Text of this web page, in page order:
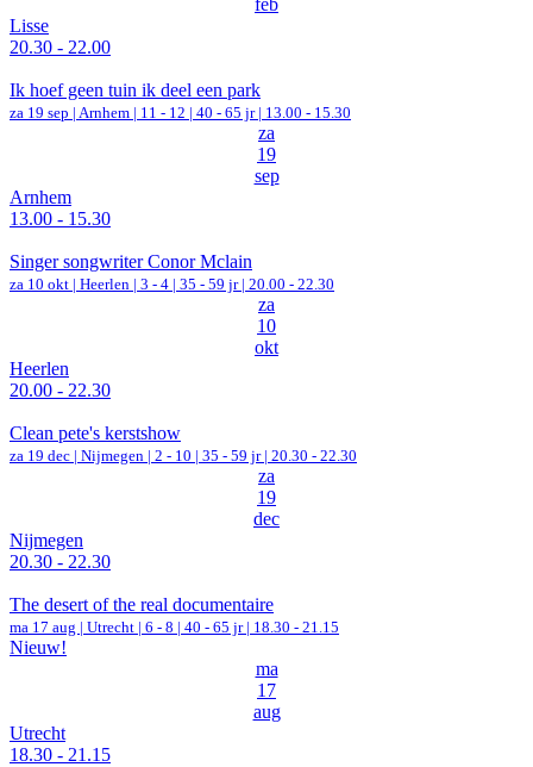
feb
Lisse
20.30 - 22.00
Ik hoef geen tuin ik deel een park
za 19 sep | Arnhem | 11 - 12 | 40 - 65 jr | 13.00 - 15.30
za
19
sep
Arnhem
13.00 - 15.30
Singer songwriter Conor Mclain
za 10 okt | Heerlen | 3 - 4 | 35 - 59 jr | 20.00 - 22.30
za
10
okt
Heerlen
20.00 - 22.30
Clean pete's kerstshow
za 19 dec | Nijmegen | 2 - 10 | 35 - 59 jr | 20.30 - 22.30
za
19
dec
Nijmegen
20.30 - 22.30
The desert of the real documentaire
ma 17 aug | Utrecht | 6 - 8 | 40 - 65 jr | 18.30 - 21.15
Nieuw!
ma
17
aug
Utrecht
18.30 - 21.15